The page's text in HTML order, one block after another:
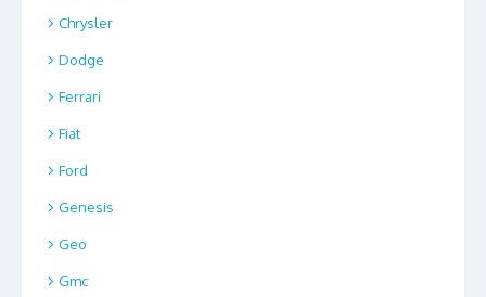
Chrysler
Dodge
Ferrari
Fiat
Ford
Genesis
Geo
Gmc